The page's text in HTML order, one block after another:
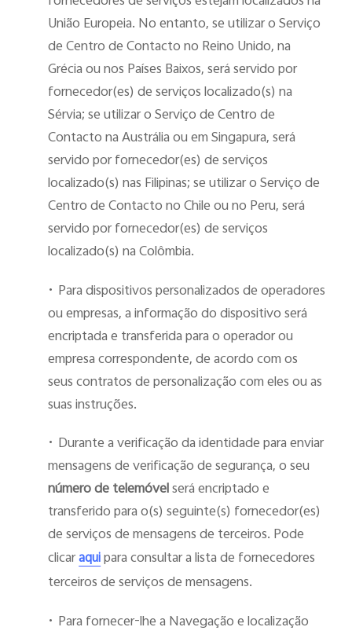
União Europeia. No entanto, se utilizar o Serviço
de Centro de Contacto no Reino Unido, na
Grécia ou nos Países Baixos, será servido por
fornecedor(es) de serviços localizado(s) na
Sérvia; se utilizar o Serviço de Centro de
Contacto na Austrália ou em Singapura, será
servido por fornecedor(es) de serviços
localizado(s) nas Filipinas; se utilizar o Serviço de
Centro de Contacto no Chile ou no Peru, será
servido por fornecedor(es) de serviços
localizado(s) na Colômbia.
• Para dispositivos personalizados de operadores
ou empresas, a informação do dispositivo será
encriptada e transferida para o operador ou
empresa correspondente, de acordo com os
seus contratos de personalização com eles ou as
suas instruções.
• Durante a verificação da identidade para enviar
mensagens de verificação de segurança, o seu
número de telemóvelserá encriptado e
transferido para o(s) seguinte(s) fornecedor(es)
de serviços de mensagens de terceiros. Pode
clicaraquipara consultar a lista de fornecedores
terceiros de serviços de mensagens.
• Para fornecer-lhe a Navegação e localização